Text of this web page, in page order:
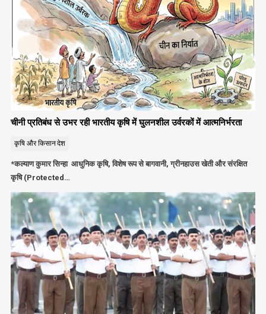
चीनी प्रतिबंध से उभर रही भारतीय कृषि में घुलनशील उर्वरकों में आत्मनिर्भरता
कृषि और किसानदेश
*कल्याण कुमार सिन्हा आधुनिक कृषि, विशेष रूप से बागवानी, ग्रीनहाउस खेती और संरक्षित
कृषि (Protected…